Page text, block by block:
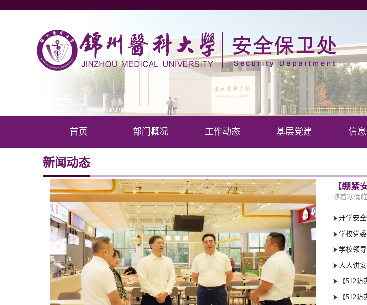
首页 部门概况 工作动态 基层党建 信
新闻动态
【绷紧
随着寒假
开学安全
学校党
学校领
人人讲
【512
【512